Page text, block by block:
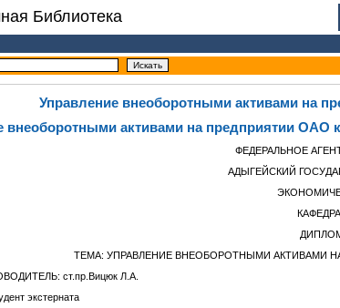
Библиотека
Управление внеоборотными активами на
внеоборотными активами на предприятии ОАО
ФЕДЕРАЛЬНОЕ
АДЫГЕЙСКИЙ
ТЕМА: УПРАВЛЕНИЕ ВНЕОБОРОТНЫМИ АКТИВАМИ
ст.пр.Вицюк Л.А.
экстерната